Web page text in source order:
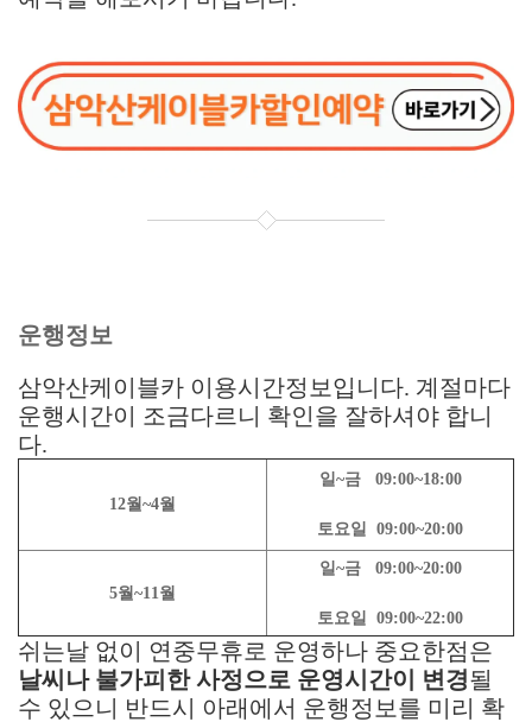
운행정보
삼악산케이블카 이용시간정보입니다. 계절마다
운행시간이 조금다르니 확인을 잘하셔야 합니
다.
12월~4월
일~금 09:00~18:00
토요일 09:00~20:00
5월~11월
일~금 09:00~20:00
토요일 09:00~22:00
쉬는날 없이 연중무휴로 운영하나 중요한점은
날씨나 불가피한 사정으로 운영시간이 변경될
수 있으니 반드시 아래에서 운행정보를 미리 확